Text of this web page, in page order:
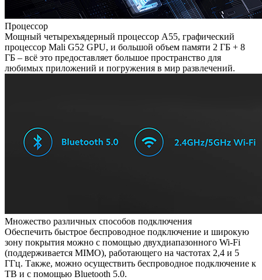
Процессор
Мощный четырехъядерный процессор A55, графический
процессор Mali G52 GPU, и большой объем памяти 2 ГБ + 8
ГБ – всё это предоставляет большое пространство для
любимых приложений и погружения в мир развлечений.
Множество различных способов подключения
Обеспечить быстрое беспроводное подключение и широкую
зону покрытия можно с помощью двухдиапазонного Wi-Fi
(поддерживается MIMO), работающего на частотах 2,4 и 5
ГГц. Также, можно осуществить беспроводное подключение к
ТВ и с помощью Bluetooth 5.0.